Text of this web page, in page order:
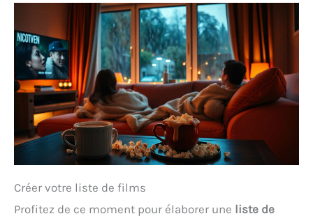
Créer votre liste de films
Profitez de ce moment pour élaborer une liste de